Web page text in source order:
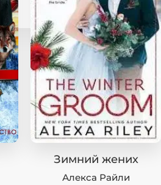
Зимний жених
Алекса Райли